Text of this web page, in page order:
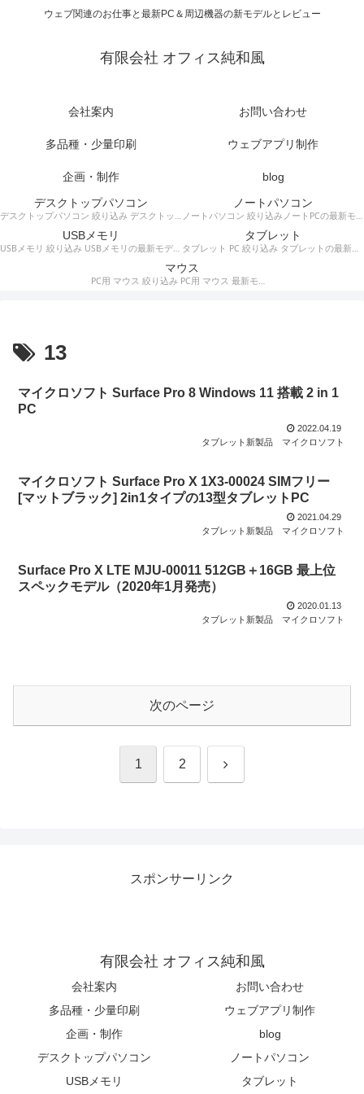
ウェブ関連のお仕事と最新PC＆周辺機器の新モデルとレビュー
有限会社 オフィス純和風
会社案内 お問い合わせ
多品種・少量印刷 ウェブアプリ制作
企画・制作
blog
デスクトップパソコン
デスクトップパソコン 絞り込み デスクトップPCの最新モデルやスペック・仕様に関する情報。
ノートパソコン
ノートパソコン 絞り込みノートPCの最新モデルやスペック・仕様に関する情報。
USBメモリ
USBメモリ 絞り込み USBメモリの最新モデルやスペック・仕様に関する情報。
タブレット
タブレット PC 絞り込み タブレットの最新モデルやスペック・仕様に関する情報。
マウス
PC用 マウス 絞り込み PC用 マウス 最新モデルやスペック・仕様に関する情報。ワイヤレスマウス、有線マウス、接続タイプなど。
13
マイクロソフト Surface Pro 8 Windows 11 搭載 2 in 1
PC
2022.04.19
タブレット新製品
マイクロソフト
マイクロソフト Surface Pro X 1X3-00024 SIMフリー
[マットブラック] 2in1タイプの13型タブレットPC
2021.04.29
タブレット新製品
マイクロソフト
Surface Pro X LTE MJU-00011 512GB＋16GB 最上位
スペックモデル（2020年1月発売）
2020.01.13
タブレット新製品
マイクロソフト
次のページ
1 2 次
スポンサーリンク
有限会社 オフィス純和風
会社案内
お問い合わせ
多品種・少量印刷
ウェブアプリ制作
企画・制作
blog
デスクトップパソコン
ノートパソコン
USBメモリ
タブレット